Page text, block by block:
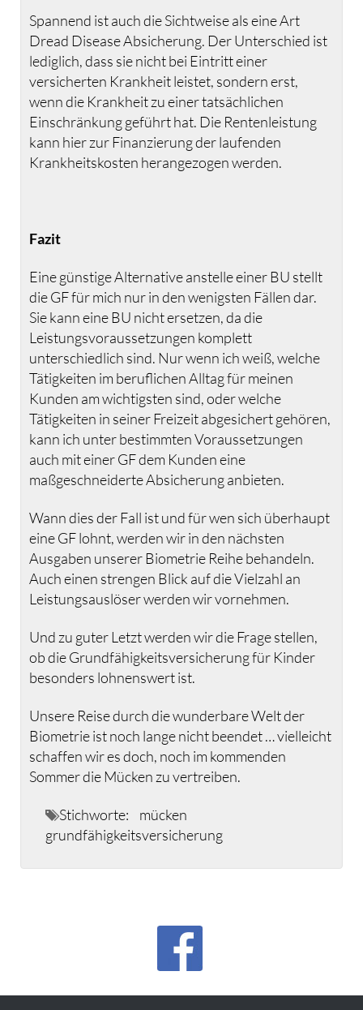
Spannend ist auch die Sichtweise als eine Art
Dread Disease Absicherung. Der Unterschied ist
lediglich, dass sie nicht bei Eintritt einer
versicherten Krankheit leistet, sondern erst,
wenn die Krankheit zu einer tatsächlichen
Einschränkung geführt hat. Die Rentenleistung
kann hier zur Finanzierung der laufenden
Krankheitskosten herangezogen werden.
Fazit
Eine günstige Alternative anstelle einer BU stellt
die GF für mich nur in den wenigsten Fällen dar.
Sie kann eine BU nicht ersetzen, da die
Leistungsvoraussetzungen komplett
unterschiedlich sind. Nur wenn ich weiß, welche
Tätigkeiten im beruflichen Alltag für meinen
Kunden am wichtigsten sind, oder welche
Tätigkeiten in seiner Freizeit abgesichert gehören,
kann ich unter bestimmten Voraussetzungen
auch mit einer GF dem Kunden eine
maßgeschneiderte Absicherung anbieten.
Wann dies der Fall ist und für wen sich überhaupt
eine GF lohnt, werden wir in den nächsten
Ausgaben unserer Biometrie Reihe behandeln.
Auch einen strengen Blick auf die Vielzahl an
Leistungsauslöser werden wir vornehmen.
Und zu guter Letzt werden wir die Frage stellen,
ob die Grundfähigkeitsversicherung für Kinder
besonders lohnenswert ist.
Unsere Reise durch die wunderbare Welt der
Biometrie ist noch lange nicht beendet … vielleicht
schaffen wir es doch, noch im kommenden
Sommer die Mücken zu vertreiben.
Stichworte:
mücken
grundfähigkeitsversicherung